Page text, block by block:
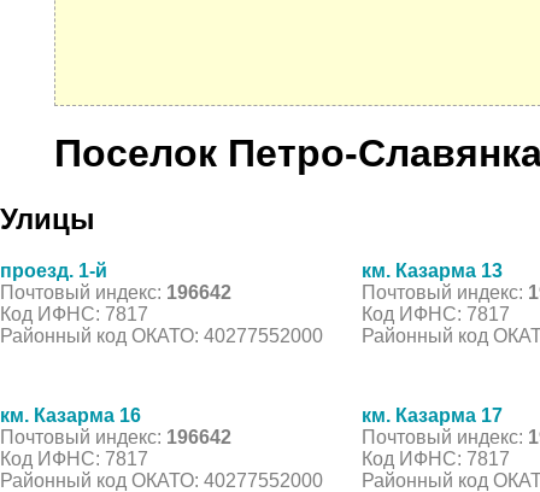
Поселок Петро-
Улицы
проезд. 1-й
Почтовый индекс: 196642
Код ИФНС: 7817
Районный код ОКАТО: 40277552000
км. Казарма 13
Почтовый индекс:
Код ИФНС: 7817
Районный код
км. Казарма 16
Почтовый индекс: 196642
Код ИФНС: 7817
Районный код ОКАТО: 40277552000
км. Казарма 17
Почтовый индекс:
Код ИФНС: 7817
Районный код